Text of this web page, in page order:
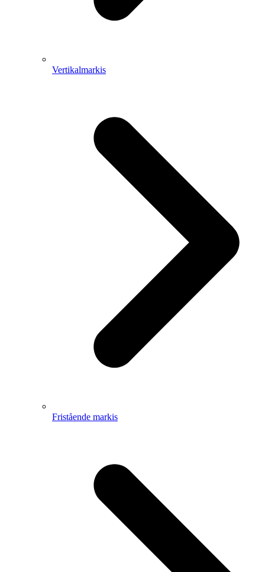
Vertikalmarkis
Fristående markis